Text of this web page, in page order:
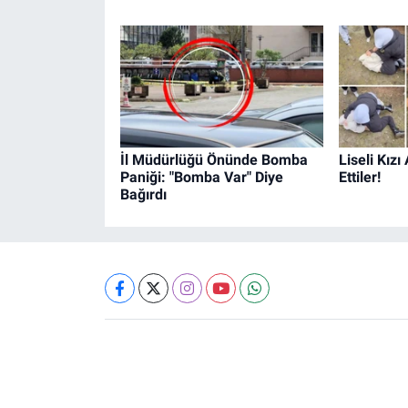
İl Müdürlüğü Önünde Bomba
Paniği: "Bomba Var" Diye
Bağırdı
Liseli Kızı
Ettiler!